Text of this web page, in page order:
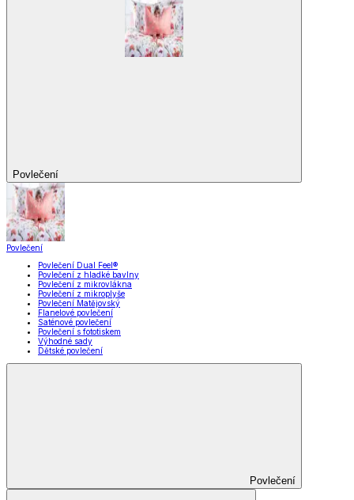
Povlečení
Povlečení
Povlečení Dual Feel®
Povlečení z hladké bavlny
Povlečení z mikrovlákna
Povlečení z mikroplyše
Povlečení Matějovský
Flanelové povlečení
Saténové povlečení
Povlečení s fototiskem
Výhodné sady
Dětské povlečení
Povlečení